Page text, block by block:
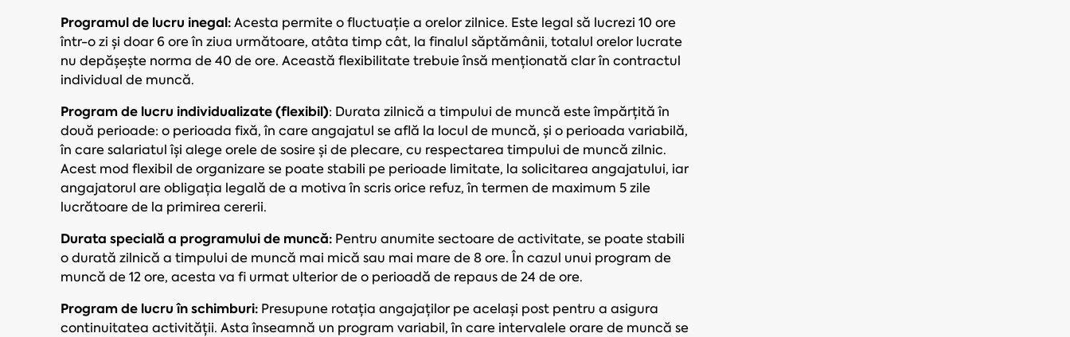
Programul de lucru inegal:Acesta permite o fluctuație a orelor zilnice. Este legal să lucrezi 10 ore
într-o zi și doar 6 ore în ziua următoare, atâta timp cât, la finalul săptămânii, totalul orelor lucrate
nu depășește norma de 40 de ore. Această flexibilitate trebuie însă menționată clar în contractul
individual de muncă.
Program de lucru individualizate (flexibil): Durata zilnică a timpului de muncă este împărțită în
două perioade: o perioada fixă, în care angajatul se află la locul de muncă, și o perioada variabilă,
în care salariatul își alege orele de sosire și de plecare, cu respectarea timpului de muncă zilnic.
Acest mod flexibil de organizare se poate stabili pe perioade limitate, la solicitarea angajatului, iar
angajatorul are obligația legală de a motiva în scris orice refuz, în termen de maximum 5 zile
lucrătoare de la primirea cererii.
Durata specială a programului de muncă: Pentru anumite sectoare de activitate, se poate stabili
o durată zilnică a timpului de muncă mai mică sau mai mare de 8 ore. În cazul unui program de
muncă de 12 ore, acesta va fi urmat ulterior de o perioadă de repaus de 24 de ore.
Program de lucru în schimburi: Presupune rotația angajaților pe același post pentru a asigura
continuitatea activității. Asta înseamnă un program variabil, în care intervalele orare de muncă se